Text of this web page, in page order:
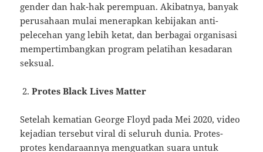
gender dan hak-hak perempuan. Akibatnya, banyak
perusahaan mulai menerapkan kebijakan anti-
pelecehan yang lebih ketat, dan berbagai organisasi
mempertimbangkan program pelatihan kesadaran
seksual.
Protes Black Lives Matter
Setelah kematian George Floyd pada Mei 2020, video
kejadian tersebut viral di seluruh dunia. Protes-
protes kendaraannya menguatkan suara untuk